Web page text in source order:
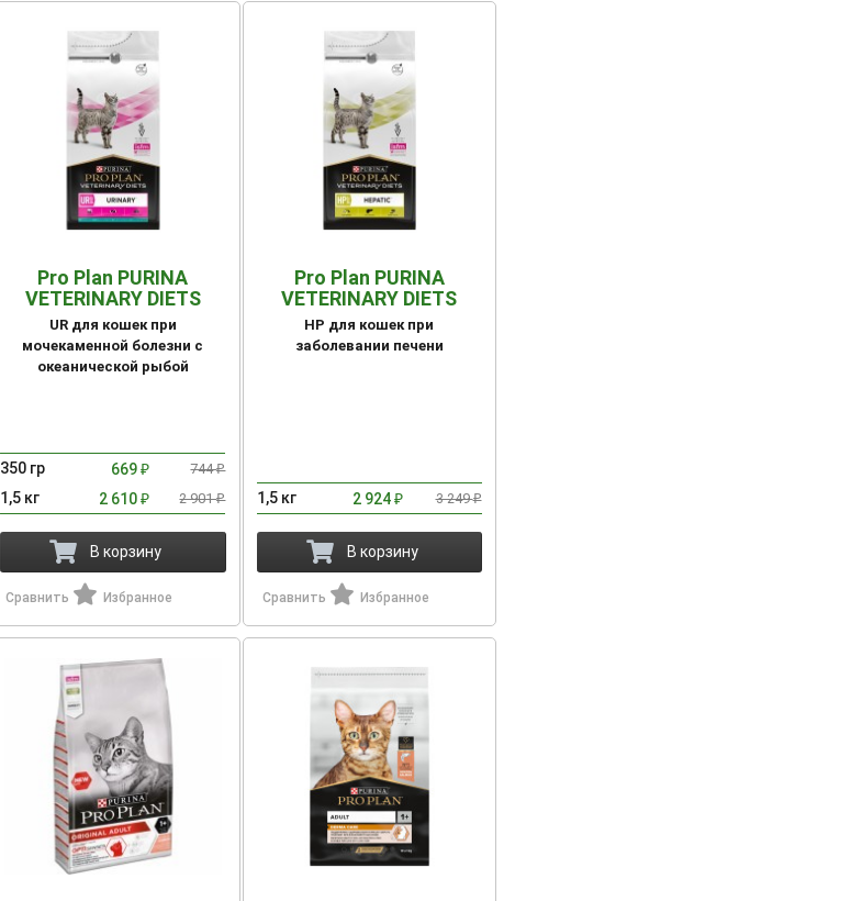
Pro Plan PURINA
VETERINARY DIETS
UR для кошек при
мочекаменной болезни с
океанической рыбой
350 гр 669₽ 744₽
1,5 кг 2 610₽ 2 901₽
В корзину
Сравнить Избранное
Pro Plan PURINA
VETERINARY DIETS
HP для кошек при
заболевании печени
1,5 кг 2 924 ₽ 3 249₽
В корзину
Сравнить Избранное